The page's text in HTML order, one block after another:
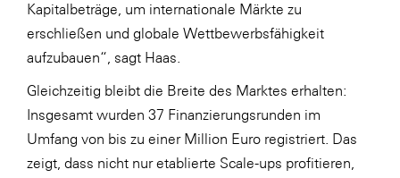
Kapitalbeträge, um internationale Märkte zu
erschließen und globale Wettbewerbsfähigkeit
aufzubauen“, sagt Haas.
Gleichzeitig bleibt die Breite des Marktes erhalten:
Insgesamt wurden 37 Finanzierungsrunden im
Umfang von bis zu einer Million Euro registriert. Das
zeigt, dass nicht nur etablierte Scale-ups profitieren,